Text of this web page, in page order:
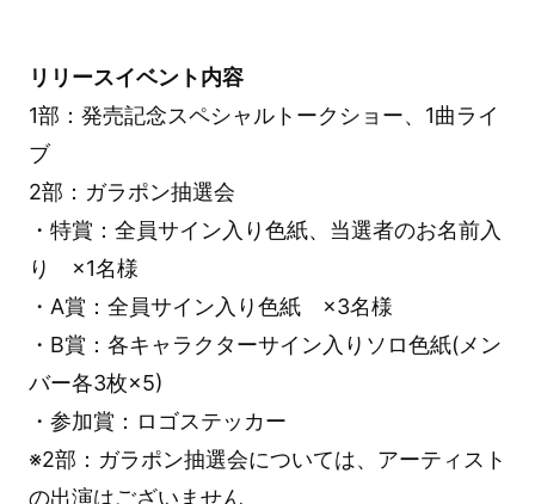
リリースイベント内容
1部：発売記念スペシャルトークショー、1曲ライ
ブ
2部：ガラポン抽選会
・特賞：全員サイン入り色紙、当選者のお名前入
り ×1名様
・A賞：全員サイン入り色紙 ×3名様
・B賞：各キャラクターサイン入りソロ色紙(メン
バー各3枚×5)
・参加賞：ロゴステッカー
※2部：ガラポン抽選会については、アーティスト
の出演はございません